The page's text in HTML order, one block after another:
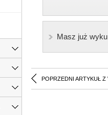
Masz już
POPRZEDNI ARTYKUŁ Z